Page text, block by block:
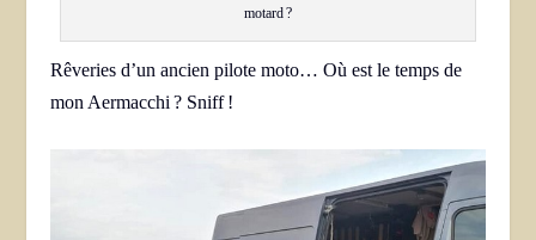
motard ?
Rêveries d’un ancien pilote moto… Où est le temps de
mon Aermacchi ? Sniff !